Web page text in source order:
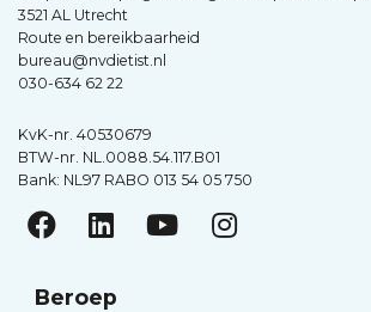
3521 AL Utrecht
Route en bereikbaarheid
bureau@nvdietist.nl
030-634 62 22
KvK-nr. 40530679
BTW-nr. NL.0088.54.117.B01
Bank: NL97 RABO 013 54 05 750
Beroep